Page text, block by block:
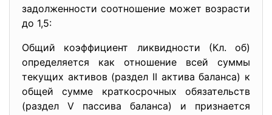
задолженности соотношение может возрасти
до 1,5:
Общий коэффициент ликвидности (Кл. об)
определяется как отношение всей суммы
текущих активов (раздел II актива баланса) к
общей сумме краткосрочных обязательств
(раздел V пассива баланса) и признается